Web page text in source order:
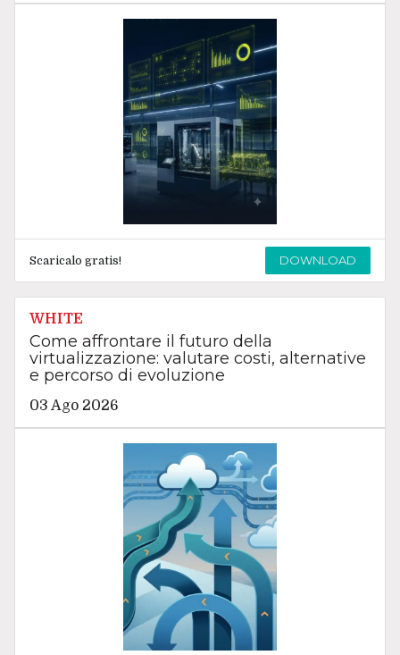
Scaricalo gratis! DOWNLOAD
WHITE
Come affrontare il futuro della
virtualizzazione: valutare costi, alternative
e percorso di evoluzione
03 Ago 2026